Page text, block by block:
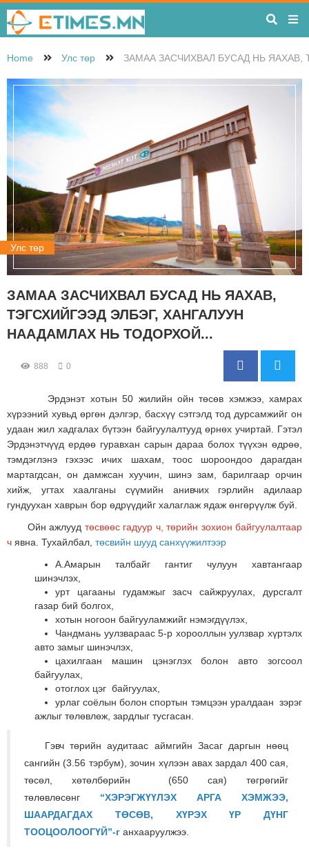
Home Улс төр ЗАМАА ЗАСЧИХВАЛ БУСАД НЬ
Улс төр
ЗАМАА ЗАСЧИХВАЛ БУСАД НЬ ЯАХАВ,
ТЭГСХИЙГЭЭД ЭЛБЭГ, ХАНГАЛУУН
НААДАМЛАХ НЬ ТОДОРХОЙ...
888 0
Эрдэнэт хотын 50 жилийн ойн төсөв хэмжээ, хамрах
хүрээний хувьд өргөн дэлгэр, басхүү сэтгэлд тод дурсамжийг он
удаан жил хадгалах бүтээн байгуулалтууд өрнөх учиртай. Гэтэл
Эрдэнэтчүүд ердөө гуравхан сарын дараа болох түүхэн өдрөө,
тэмдэглэнэ гэхээс ичих шахам, тоос шороондоо дарагдан
мартагдсан, он дамжсан хуучин, шинэ зам, барилгаар орчин
хийж, угтах хаалганы сүүмийн анивчих гэрлийн адилаар
гундуухан хаврын бор өдрүүдийг халаглаж ядаж өнгөрүүлж буй.
Ойн ажлууд төсвөөс гадуур ч, төрийн зохион байгуулалтаар
ч явна. Тухайлбал, төсвийн шууд санхүүжилтээр
А.Амарын талбайг гантиг чулуун хавтангаар
шинэчлэх,
урт цагааны гудамжыг засч сайжруулах, дурсгалт
газар бий болгох,
хотын ногоон байгууламжийг нэмэгдүүлэх,
Чандмань уулзвараас 5-р хорооллын уулзвар хүртэлх
авто замыг шинэчлэх,
цахилгаан машин цэнэглэх болон авто зогсоол
байгуулах,
отоглох цэг байгуулах,
урлаг соёлын болон спортын тэмцээн уралдаан зэрэг
ажлыг төлөвлөж, зардлыг тусгасан.
Гэвч төрийн аудитаас аймгийн Засаг даргын нөөц
сангийн (3.56 тэрбум),зочин хүлээн авах зардал 400 сая,
төсөл, хөтөлбөрийн (650 сая) төгрөгийг
төлөвлөсөнг “ХЭРЭГЖҮҮЛЭХ АРГА ХЭМЖЭЭ,
ШААРДАГДАХ ТӨСӨВ, ХҮРЭХ ҮР ДҮНГ
ТООЦООЛООГҮЙ”-г анхааруулжээ.